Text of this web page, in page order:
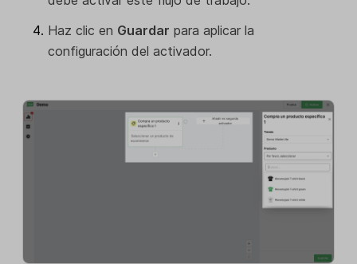
Haz clic en Guardar para aplicar la
configuración del activador.